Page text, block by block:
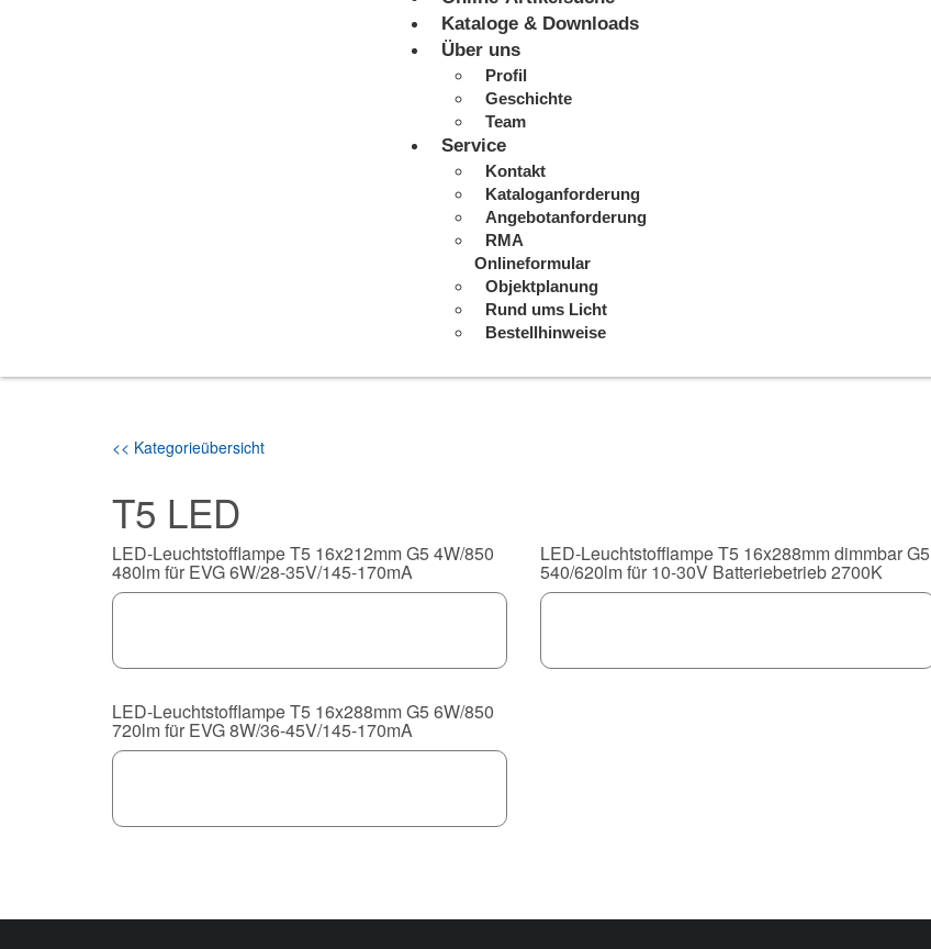
Kataloge & Downloads
Über uns
Profil
Geschichte
Team
Service
Kontakt
Kataloganforderung
Angebotanforderung
RMA
Onlineformular
Objektplanung
Rund ums Licht
Bestellhinweise
<< Kategorieübersicht
T5 LED
LED-Leuchtstofflampe T5 16x212mm G5 4W/850
480lm für EVG 6W/28-35V/145-170mA
LED-Leuchtstofflampe T5 16x288mm dimmbar G5
540/620lm für 10-30V Batteriebetrieb 2700K
LED-Leuchtstofflampe T5 16x288mm G5 6W/850
720lm für EVG 8W/36-45V/145-170mA